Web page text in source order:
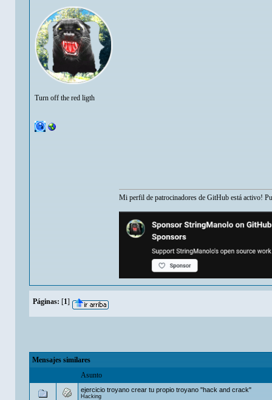
Turn off the red ligth
Mi perfil de patrocinadores de GitHub está activo!
Páginas: [1]
Mensajes similares
Asunto
ejercicio troyano crear tu propio troyano "hack and crack"
Hacking